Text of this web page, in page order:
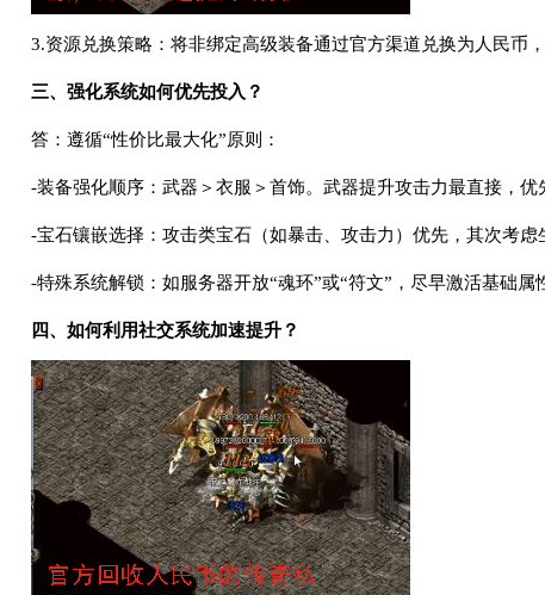
3.资源兑换策略：将非绑定高级装备通过官方渠道兑换为人民币
三、强化系统如何优先投入？
答：遵循“性价比最大化”原则：
-装备强化顺序：武器＞衣服＞首饰。武器提升攻击力最直接，优
-宝石镶嵌选择：攻击类宝石（如暴击、攻击力）优先，其次考虑
-特殊系统解锁：如服务器开放“魂环”或“符文”，尽早激活基础属
四、如何利用社交系统加速提升？